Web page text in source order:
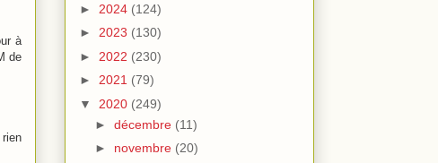
à
de
► 2024 (124)
► 2023 (130)
► 2022 (230)
► 2021 (79)
▼ 2020 (249)
► décembre (11)
► novembre (20)